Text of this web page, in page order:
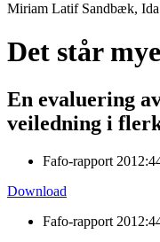
Miriam Latif Sandbæk,
Det står
En evaluering
veiledning i
Fafo-rapport
Download
Fafo-rapport